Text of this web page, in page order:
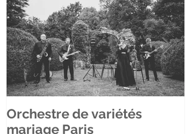
Orchestre de variétés
mariage Paris